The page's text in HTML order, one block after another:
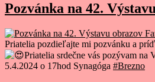
Pozvánka na 42.
Priatelia pozdieľajte mi pozvánku a
Priatelia srdečne vás pozývam na
5.4.2024 o 17hod Synagóga #Brezno